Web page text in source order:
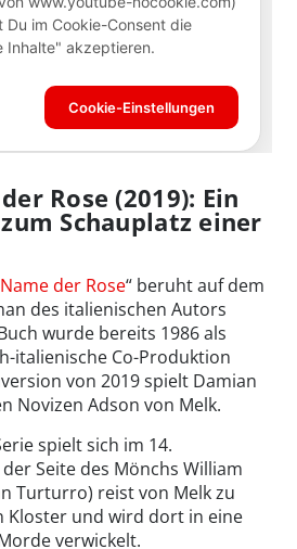
Rose (2019): Ein
Schauplatz einer
der Rose“ beruht auf dem
des italienischen Autors
wurde bereits 1986 als
italienische Co-Produktion
von 2019 spielt Damian
Novizen Adson von Melk.
spielt sich im 14.
Seite des Mönchs William
Turturro) reist von Melk zu
Kloster und wird dort in eine
verwickelt.